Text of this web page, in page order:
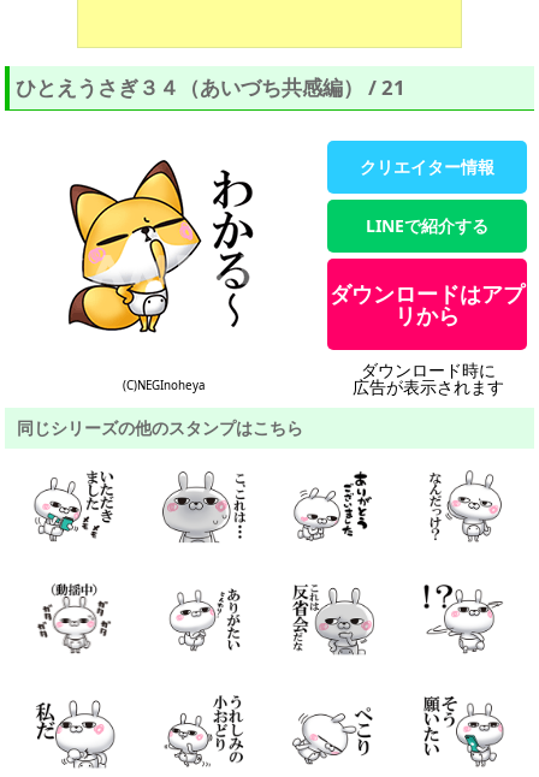
ひとえうさぎ３４（あいづち共感編） / 21
(C)NEGInoheya
クリエイター情報
LINEで紹介する
ダウンロードはアプ
リから
ダウンロード時に
広告が表示されます
同じシリーズの他のスタンプはこちら